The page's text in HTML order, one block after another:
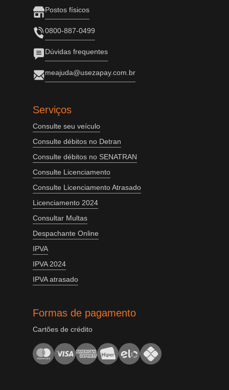
Postos físicos
0800-887-0499
Dúvidas frequentes
meajuda@usezapay.com.br
Serviços
Consulte seu veículo
Consulte débitos no Detran
Consulte débitos no SENATRAN
Consulte Licenciamento
Consulte Licenciamento Atrasado
Licenciamento 2024
Consultar Multas
Despachante Online
IPVA
IPVA 2024
IPVA atrasado
Formas de pagamento
Cartões de crédito